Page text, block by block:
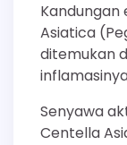
Asiatica
ditemukan
Senyawa
Centella